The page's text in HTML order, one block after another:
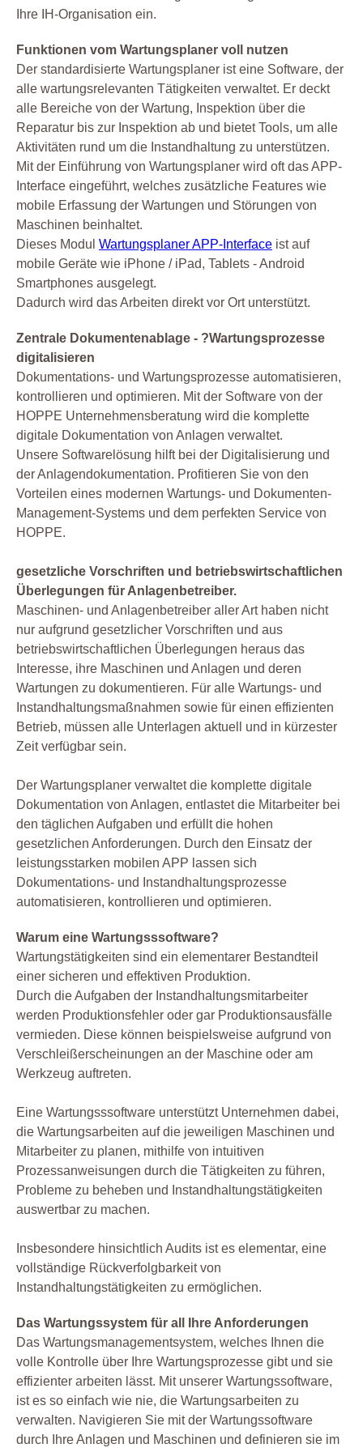
Ihre IH-Organisation ein.
Funktionen vom Wartungsplaner voll nutzen
Der standardisierte Wartungsplaner ist eine Software, der
alle wartungsrelevanten Tätigkeiten verwaltet. Er deckt
alle Bereiche von der Wartung, Inspektion über die
Reparatur bis zur Inspektion ab und bietet Tools, um alle
Aktivitäten rund um die Instandhaltung zu unterstützen.
Mit der Einführung von Wartungsplaner wird oft das APP-
Interface eingeführt, welches zusätzliche Features wie
mobile Erfassung der Wartungen und Störungen von
Maschinen beinhaltet.
Dieses Modul Wartungsplaner APP-Interface ist auf
mobile Geräte wie iPhone / iPad, Tablets - Android
Smartphones ausgelegt.
Dadurch wird das Arbeiten direkt vor Ort unterstützt.
Zentrale Dokumentenablage - ?Wartungsprozesse
digitalisieren
Dokumentations- und Wartungsprozesse automatisieren,
kontrollieren und optimieren. Mit der Software von der
HOPPE Unternehmensberatung wird die komplette
digitale Dokumentation von Anlagen verwaltet.
Unsere Softwarelösung hilft bei der Digitalisierung und
der Anlagendokumentation. Profitieren Sie von den
Vorteilen eines modernen Wartungs- und Dokumenten-
Management-Systems und dem perfekten Service von
HOPPE.
gesetzliche Vorschriften und betriebswirtschaftlichen
Überlegungen für Anlagenbetreiber.
Maschinen- und Anlagenbetreiber aller Art haben nicht
nur aufgrund gesetzlicher Vorschriften und aus
betriebswirtschaftlichen Überlegungen heraus das
Interesse, ihre Maschinen und Anlagen und deren
Wartungen zu dokumentieren. Für alle Wartungs- und
Instandhaltungsmaßnahmen sowie für einen effizienten
Betrieb, müssen alle Unterlagen aktuell und in kürzester
Zeit verfügbar sein.
Der Wartungsplaner verwaltet die komplette digitale
Dokumentation von Anlagen, entlastet die Mitarbeiter bei
den täglichen Aufgaben und erfüllt die hohen
gesetzlichen Anforderungen. Durch den Einsatz der
leistungsstarken mobilen APP lassen sich
Dokumentations- und Instandhaltungsprozesse
automatisieren, kontrollieren und optimieren.
Warum eine Wartungsssoftware?
Wartungstätigkeiten sind ein elementarer Bestandteil
einer sicheren und effektiven Produktion.
Durch die Aufgaben der Instandhaltungsmitarbeiter
werden Produktionsfehler oder gar Produktionsausfälle
vermieden. Diese können beispielsweise aufgrund von
Verschleißerscheinungen an der Maschine oder am
Werkzeug auftreten.
Eine Wartungsssoftware unterstützt Unternehmen dabei,
die Wartungsarbeiten auf die jeweiligen Maschinen und
Mitarbeiter zu planen, mithilfe von intuitiven
Prozessanweisungen durch die Tätigkeiten zu führen,
Probleme zu beheben und Instandhaltungstätigkeiten
auswertbar zu machen.
Insbesondere hinsichtlich Audits ist es elementar, eine
vollständige Rückverfolgbarkeit von
Instandhaltungstätigkeiten zu ermöglichen.
Das Wartungssystem für all Ihre Anforderungen
Das Wartungsmanagementsystem, welches Ihnen die
volle Kontrolle über Ihre Wartungsprozesse gibt und sie
effizienter arbeiten lässt. Mit unserer Wartungssoftware,
ist es so einfach wie nie, die Wartungsarbeiten zu
verwalten. Navigieren Sie mit der Wartungssoftware
durch Ihre Anlagen und Maschinen und definieren sie im